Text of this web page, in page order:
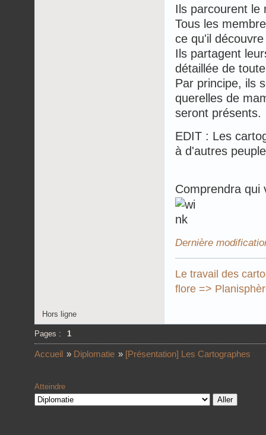
Ils parcourent le
Tous les
ce qu'il
Ils partagent
détaillée de
Par principe, ils
querelles de
seront présents.
EDIT : Les
à d'autres
Comprendra qui
Dernière
Le travail des
flore =>
Hors ligne
Pages : 1
Accueil » Diplomatie » [Présentation] Les Cartographes
Atteindre